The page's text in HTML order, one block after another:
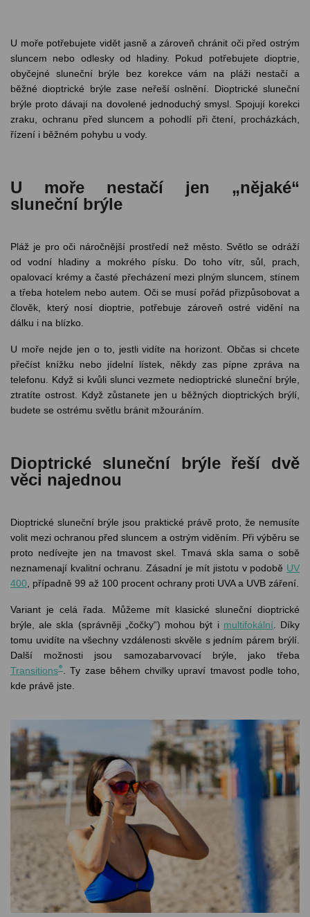
U moře potřebujete vidět jasně a zároveň chránit oči před ostrým
sluncem nebo odlesky od hladiny. Pokud potřebujete dioptrie,
obyčejné sluneční brýle bez korekce vám na pláži nestačí a
běžné dioptrické brýle zase neřeší oslnění. Dioptrické sluneční
brýle proto dávají na dovolené jednoduchý smysl. Spojují korekci
zraku, ochranu před sluncem a pohodlí při čtení, procházkách,
řízení i běžném pohybu u vody.
U moře nestačí jen „nějaké“
sluneční brýle
Pláž je pro oči náročnější prostředí než město. Světlo se odráží
od vodní hladiny a mokrého písku. Do toho vítr, sůl, prach,
opalovací krémy a časté přecházení mezi plným sluncem, stínem
a třeba hotelem nebo autem. Oči se musí pořád přizpůsobovat a
člověk, který nosí dioptrie, potřebuje zároveň ostré vidění na
dálku i na blízko.
U moře nejde jen o to, jestli vidíte na horizont. Občas si chcete
přečíst knížku nebo jídelní lístek, někdy zas pípne zpráva na
telefonu. Když si kvůli slunci vezmete nedioptrické sluneční brýle,
ztratíte ostrost. Když zůstanete jen u běžných dioptrických brýlí,
budete se ostrému světlu bránit mžouráním.
Dioptrické sluneční brýle řeší dvě
věci najednou
Dioptrické sluneční brýle jsou praktické právě proto, že nemusíte
volit mezi ochranou před sluncem a ostrým viděním. Při výběru se
proto nedívejte jen na tmavost skel. Tmavá skla sama o sobě
neznamenají kvalitní ochranu. Zásadní je mít jistotu v podobě UV
400 , případně 99 až 100 procent ochrany proti UVA a UVB záření.
Variant je celá řada. Můžeme mít klasické sluneční dioptrické
brýle, ale skla (správněji „čočky“) mohou být i multifokální. Díky
tomu uvidíte na všechny vzdálenosti skvěle s jedním párem brýlí.
Další možnosti jsou samozabarvovací brýle, jako třeba
Transitions® . Ty zase během chvilky upraví tmavost podle toho,
kde právě jste.